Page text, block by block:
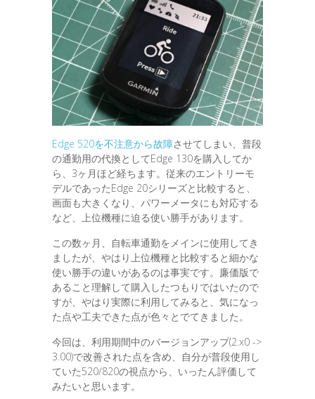
Edge 520を不注意から故障させてしまい、普段
の通勤用の代換としてEdge 130を購入してか
ら、3ヶ月ほど経ちます。従来のエントリーモ
デルであったEdge 20シリーズと比較すると、
画面も大きくなり、パワーメータにも対応する
など、上位機種に迫る使い勝手があります。
この数ヶ月、自転車通勤をメインに使用してき
ましたが、やはり上位機種と比較すると細かな
使い勝手の違いがあるのは事実です。廉価版で
あること理解して購入したつもりではいたので
すが、やはり実際に利用してみると、気になっ
た点や工夫できた点が色々とでてきました。
今回は、利用期間中のバージョンアップ(2.x0 ->
3.00)で改善された点を含め、自分が普段使用し
ていた520/820の視点から、いったん評価して
みたいと思います。